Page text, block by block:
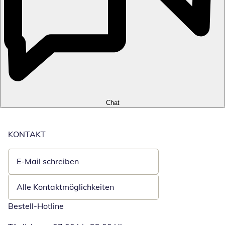
Chat
KONTAKT
E-Mail schreiben
Öffnet E-Mail-Client
Alle Kontaktmöglichkeiten
Bestell-Hotline